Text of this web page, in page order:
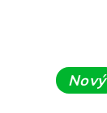
Nový